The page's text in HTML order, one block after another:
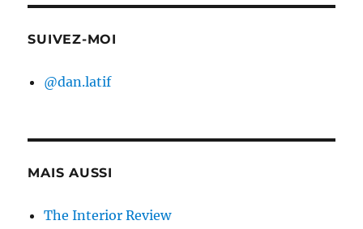
SUIVEZ-MOI
@dan.latif
MAIS AUSSI
The Interior Review